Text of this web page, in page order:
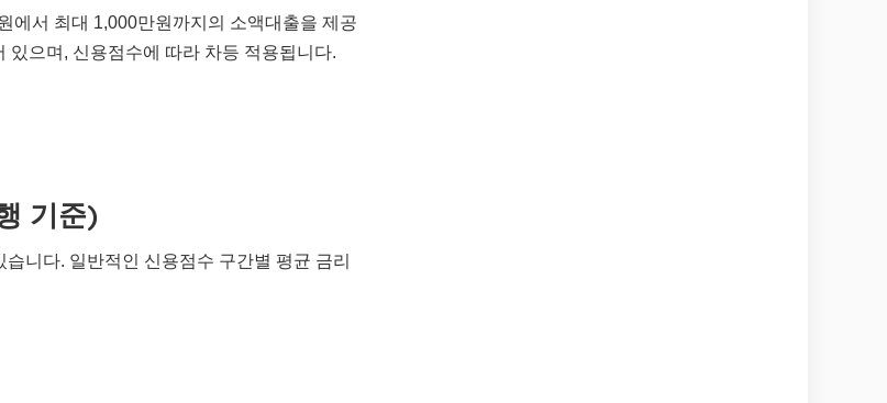
에서 최대 1,000만원까지의 소액대출을 제공
있으며, 신용점수에 따라 차등 적용됩니다.
기준)
니다. 일반적인 신용점수 구간별 평균 금리